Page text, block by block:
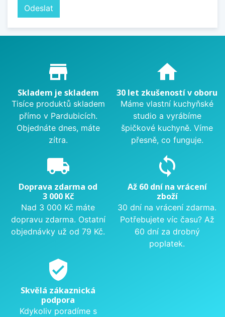
Proč nakupovat u nás?
store_mall_directory
Skladem je skladem
Tisíce produktů skladem
přímo v Pardubicích.
Objednáte dnes, máte
zítra.
home
30 let zkušeností v oboru
Máme vlastní kuchyňské
studio a vyrábíme
špičkové kuchyně. Víme
přesně, co funguje.
local_shipping
Doprava zdarma od
3 000 Kč
Nad 3 000 Kč máte
dopravu zdarma. Ostatní
objednávky už od 79 Kč.
sync
Až 60 dní na vrácení
zboží
30 dní na vrácení zdarma.
Potřebujete víc času? Až
60 dní za drobný
poplatek.
verified_user
Skvělá zákaznická
podpora
Kdykoliv poradíme s